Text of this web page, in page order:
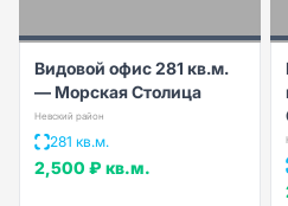
Видовой офис 281 кв.м.
— Морская Столица
Невский район
281 кв.м.
2,500 ₽ кв.м.